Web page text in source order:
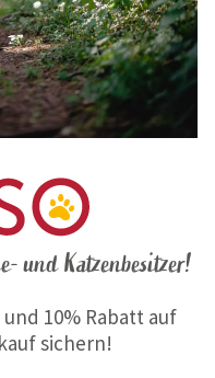
und Katzenbesitzer!
10% Rabatt auf
sichern!